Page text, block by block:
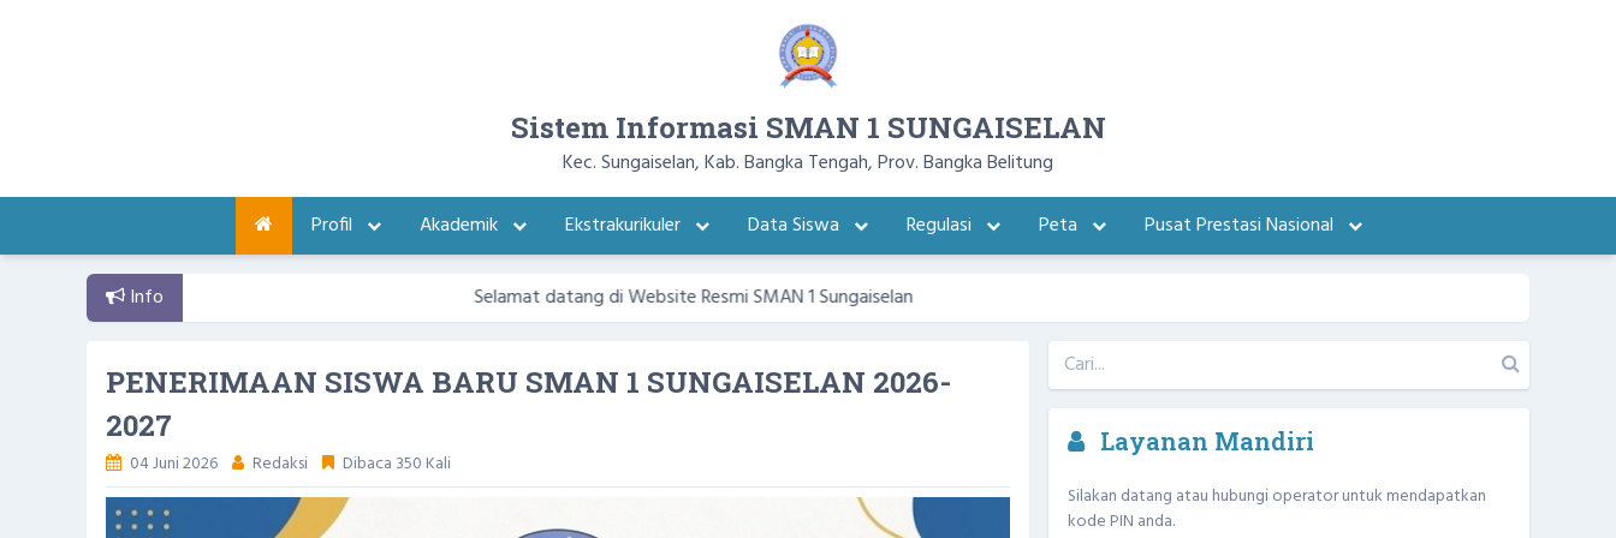
Sistem Informasi SMAN 1 SUNGAISELAN
Kec. Sungaiselan, Kab. Bangka Tengah, Prov. Bangka Belitung
Profil
Akademik Ekstrakurikuler Data Siswa Regulasi Peta Pusat Prestasi Nasional
Info Selamat datang di Website Resmi SMAN 1 Sungaiselan
PENERIMAAN SISWA BARU SMAN 1 SUNGAISELAN 2026-
2027
04 Juni 2026 Redaksi Dibaca 350 Kali
Layanan Mandiri
Silakan datang atau hubungi operator untuk mendapatkan
kode PIN anda.